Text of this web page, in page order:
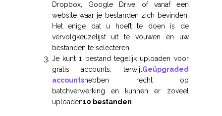
Dropbox, Google Drive of vanaf een
website waar je bestanden zich bevinden.
Het enige dat u hoeft te doen is de
vervolgkeuzelijst uit te vouwen en uw
bestanden te selecteren.
Je kunt 1 bestand tegelijk uploaden voor
gratis accounts, terwijl Geüpgraded
accountshebben recht op
batchverwerking en kunnen er zoveel
uploaden10 bestanden